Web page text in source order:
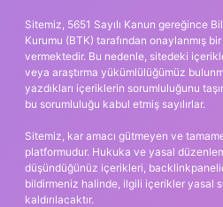
Sitemiz, 5651 Sayılı Kanun gereğince
Kurumu (BTK) tarafından onaylanmış
vermektedir. Bu nedenle, sitedeki
veya araştırma yükümlülüğümüz
yazdıkları içeriklerin sorumluluğunu
bu sorumluluğu kabul etmiş sayılırlar.
Sitemiz, kar amacı gütmeyen ve
platformudur. Hukuka ve yasal
düşündüğünüz içerikleri,
bildirmeniz halinde, ilgili içerikler yasal
kaldırılacaktır.